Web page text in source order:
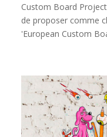
Custom Board
de proposer comme
'European Custom